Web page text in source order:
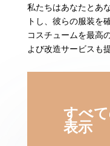
私たちはあなたとあ
トし、彼らの服装を
コスチュームを最高
よび改造サービスも
すべ
表示